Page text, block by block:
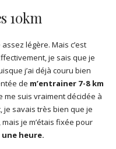
10km
légère. Mais c’est
je sais que je
j’ai déjà couru bien
de m’entrainer 7-8 km
me suis vraiment décidée à
je savais très bien que je
je m’étais fixée pour
une heure.